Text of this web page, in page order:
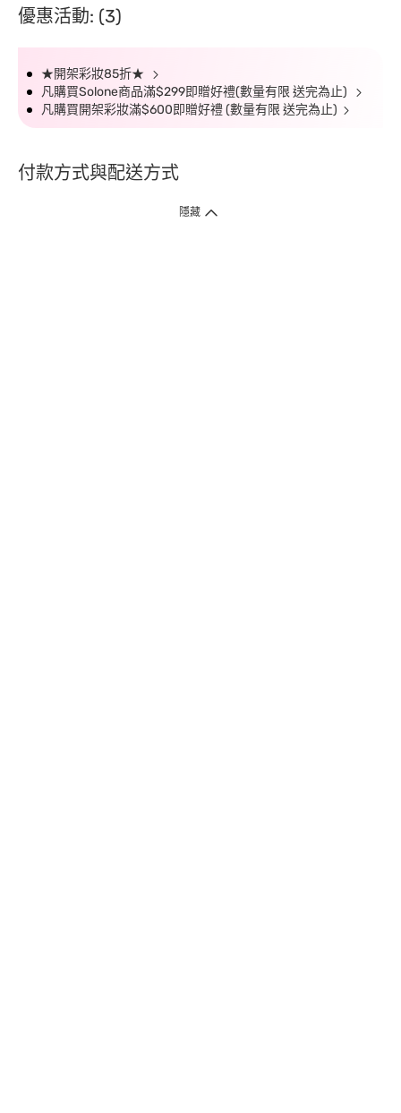
優惠活動: (3)
★開架彩妝85折★
凡購買Solone商品滿$299即贈好禮(數量有限 送完為止)
凡購買開架彩妝滿$600即贈好禮 (數量有限 送完為止)
付款方式與配送方式
隱藏